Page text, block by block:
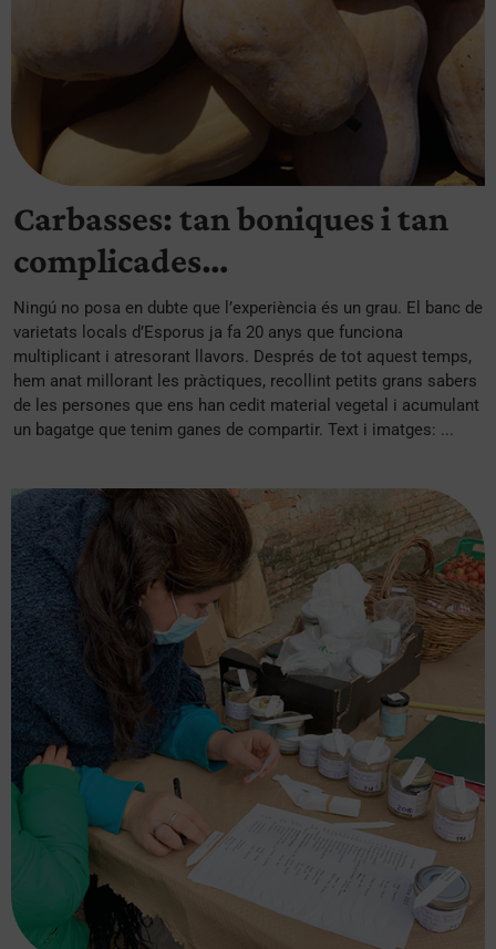
Carbasses: tan boniques i tan
complicades…
Ningú no posa en dubte que l’experiència és un grau. El banc de
varietats locals d’Esporus ja fa 20 anys que funciona
multiplicant i atresorant llavors. Després de tot aquest temps,
hem anat millorant les pràctiques, recollint petits grans sabers
de les persones que ens han cedit material vegetal i acumulant
un bagatge que tenim ganes de compartir. Text i imatges: ...